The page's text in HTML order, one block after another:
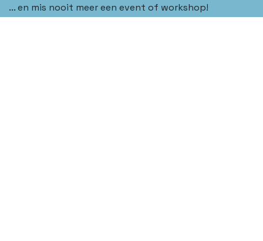
... en mis nooit meer een event of workshop!